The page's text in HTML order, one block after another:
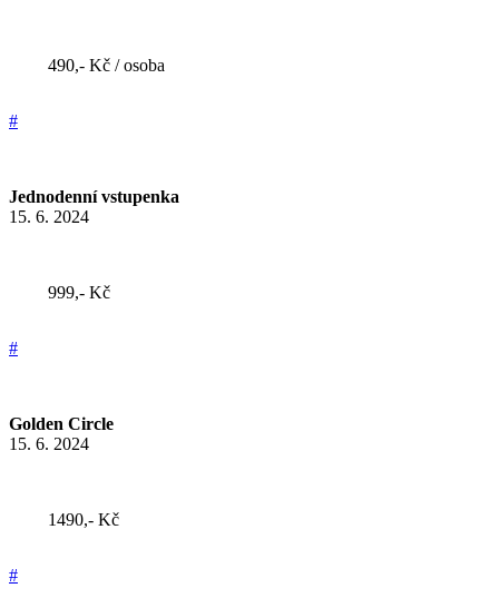
490,- Kč / osoba
#
Jednodenní vstupenka
15. 6. 2024
999,- Kč
#
Golden Circle
15. 6. 2024
1490,- Kč
#